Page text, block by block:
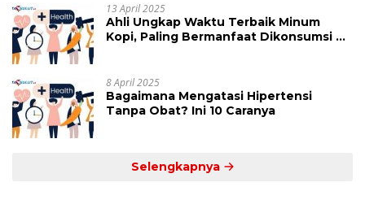
13 April 2025
Ahli Ungkap Waktu Terbaik Minum
Kopi, Paling Bermanfaat Dikonsumsi di
8 April 2025
Bagaimana Mengatasi Hipertensi
Tanpa Obat? Ini 10 Caranya
Selengkapnya